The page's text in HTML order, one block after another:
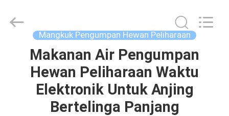
RUMAH
PRODUK
Pets2Go
Trading
Mangkuk Pengumpan Hewan Peliharaan
Makanan Air Pengumpan
Hewan Peliharaan Waktu
Elektronik Untuk Anjing
Bertelinga Panjang